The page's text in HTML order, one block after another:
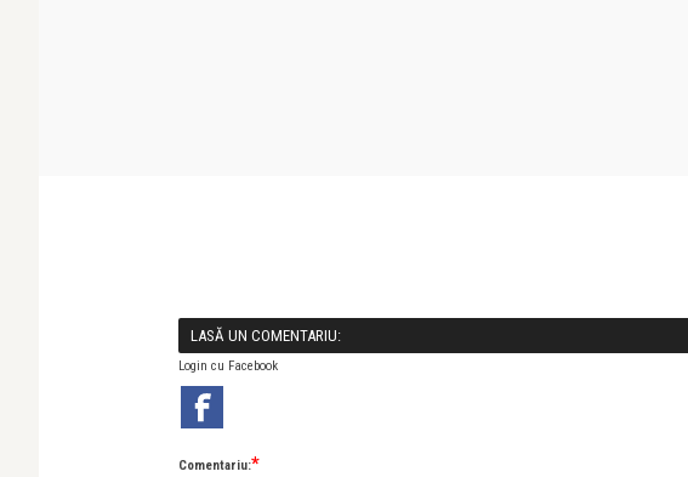
LASĂ UN COMENTARIU:
Login cu Facebook
Comentariu:*